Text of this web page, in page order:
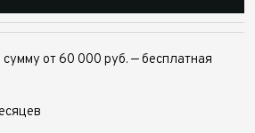
от 60 000 руб. — бесплатная